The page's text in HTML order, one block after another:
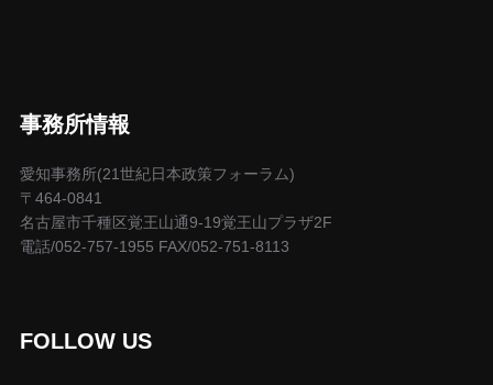
事務所情報
愛知事務所(21世紀日本政策フォーラム)
〒464-0841
名古屋市千種区覚王山通9-19覚王山プラザ2F
電話/052-757-1955 FAX/052-751-8113
FOLLOW US